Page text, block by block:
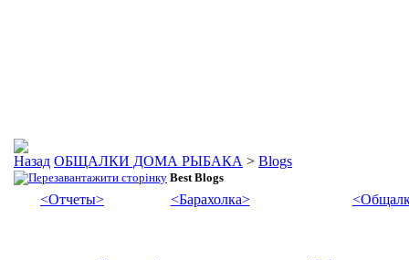
ОБЩАЛКИ ДОМА РЫБАКА > Blogs
Best Blogs
<Отчеты> <Барахолка>